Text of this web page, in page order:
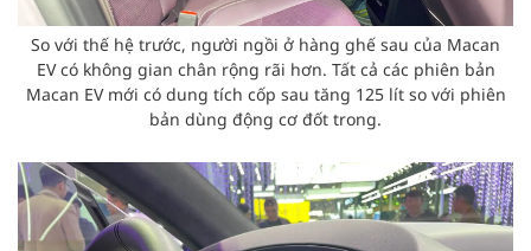
So với thế hệ trước, người ngồi ở hàng ghế sau của Macan
EV có không gian chân rộng rãi hơn. Tất cả các phiên bản
Macan EV mới có dung tích cốp sau tăng 125 lít so với phiên
bản dùng động cơ đốt trong.